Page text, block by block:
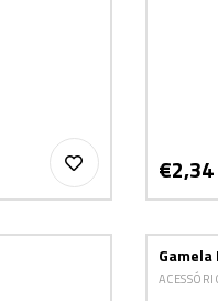
€2,34